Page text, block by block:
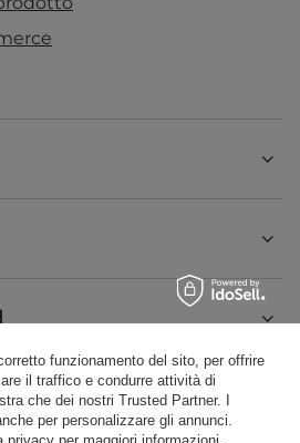
funzionamento del sito, per offrire
il traffico e condurre attività di
che dei nostri Trusted Partner. I
per personalizzare gli annunci.